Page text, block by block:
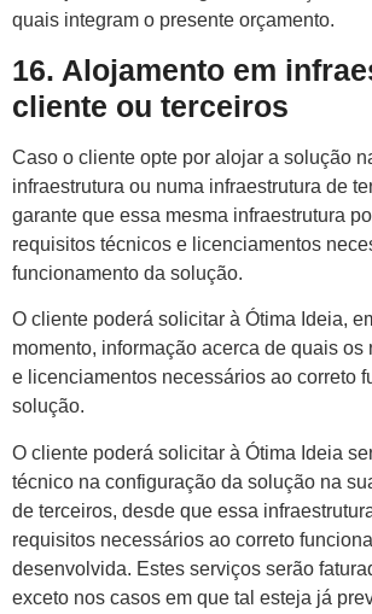
quais integram o presente orçamento.
16. Alojamento em
cliente ou terceiros
Caso o cliente opte por alojar a solução
infraestrutura ou numa infraestrutura de
garante que essa mesma infraestrutura
requisitos técnicos e licenciamentos
funcionamento da solução.
O cliente poderá solicitar à Ótima Ideia,
momento, informação acerca de quais os
e licenciamentos necessários ao correto
solução.
O cliente poderá solicitar à Ótima Ideia
técnico na configuração da solução na
de terceiros, desde que essa
requisitos necessários ao correto
desenvolvida. Estes serviços serão
exceto nos casos em que tal esteja já